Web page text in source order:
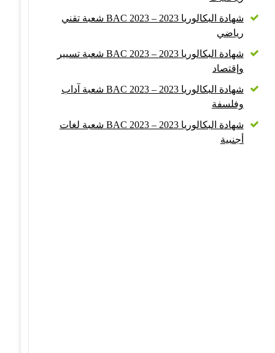
شهادة البكالوريا 2023 – BAC 2023 شعبة تقني
رياضي
شهادة البكالوريا 2023 – BAC 2023 شعبة تسيير
وإقتصاد
شهادة البكالوريا 2023 – BAC 2023 شعبة آداب
وفلسفة
شهادة البكالوريا 2023 – BAC 2023 شعبة لغات
أجنبية